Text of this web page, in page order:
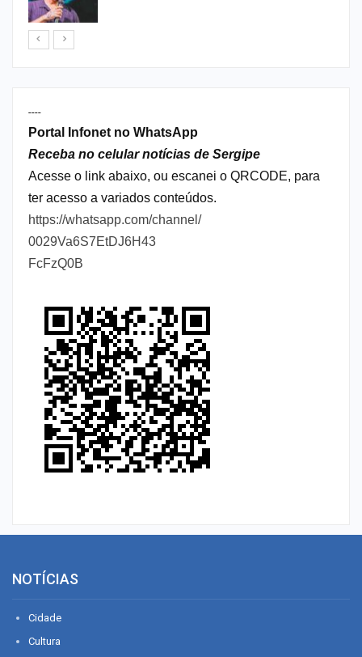
----
Portal Infonet no WhatsApp
Receba no celular notícias de Sergipe
Acesse o link abaixo, ou escanei o QRCODE, para
ter acesso a variados conteúdos.
https://whatsapp.com/channel/
0029Va6S7EtDJ6H43
FcFzQ0B
NOTÍCIAS
Cidade
Cultura